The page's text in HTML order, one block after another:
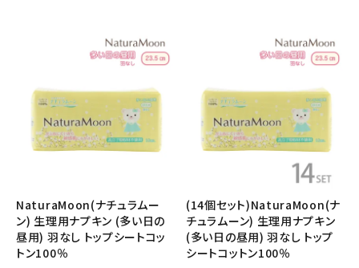
NaturaMoon(ナチュラムー
ン) 生理用ナプキン (多い日の
昼用) 羽なし トップシートコッ
トン100％
(14個セット)NaturaMoon(ナ
チュラムーン) 生理用ナプキン
(多い日の昼用) 羽なし トップ
シートコットン100％